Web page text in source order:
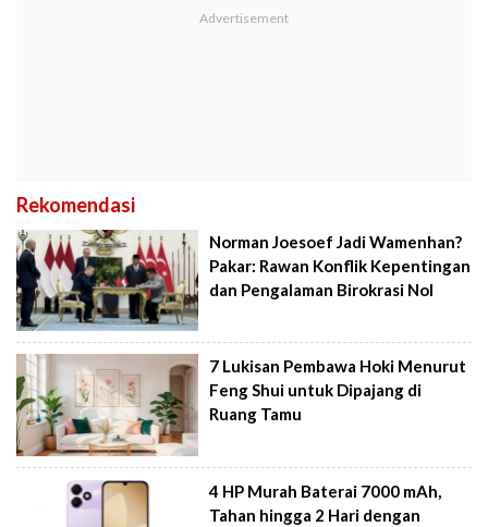
Rekomendasi
Norman Joesoef Jadi Wamenhan?
Pakar: Rawan Konflik Kepentingan
dan Pengalaman Birokrasi Nol
7 Lukisan Pembawa Hoki Menurut
Feng Shui untuk Dipajang di
Ruang Tamu
4 HP Murah Baterai 7000 mAh,
Tahan hingga 2 Hari dengan